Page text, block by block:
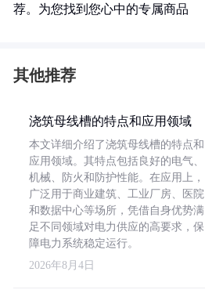
荐。为您找到您心中的专属商品
其他推荐
浇筑母线槽的特点和应用领域
本文详细介绍了浇筑母线槽的特点和
应用领域。其特点包括良好的电气、
机械、防火和防护性能。在应用上，
广泛用于商业建筑、工业厂房、医院
和数据中心等场所，凭借自身优势满
足不同领域对电力供应的高要求，保
障电力系统稳定运行。
2026年8月4日